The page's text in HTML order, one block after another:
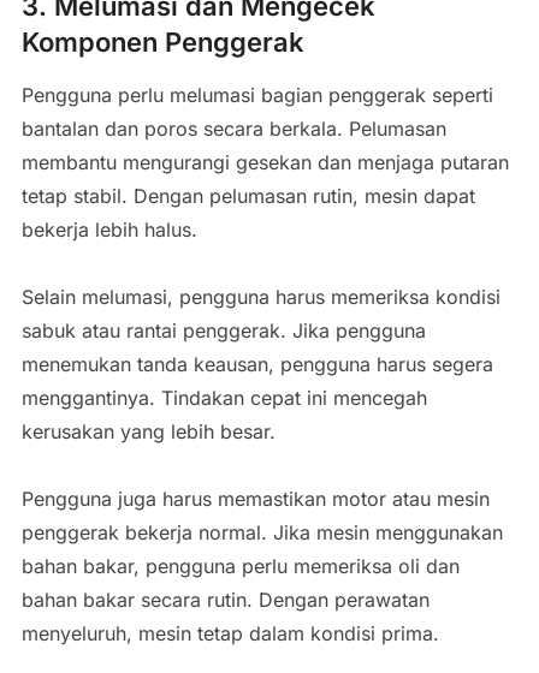
Komponen Penggerak
Pengguna perlu melumasi bagian penggerak seperti
bantalan dan poros secara berkala. Pelumasan
membantu mengurangi gesekan dan menjaga putaran
tetap stabil. Dengan pelumasan rutin, mesin dapat
bekerja lebih halus.
Selain melumasi, pengguna harus memeriksa kondisi
sabuk atau rantai penggerak. Jika pengguna
menemukan tanda keausan, pengguna harus segera
menggantinya. Tindakan cepat ini mencegah
kerusakan yang lebih besar.
Pengguna juga harus memastikan motor atau mesin
penggerak bekerja normal. Jika mesin menggunakan
bahan bakar, pengguna perlu memeriksa oli dan
bahan bakar secara rutin. Dengan perawatan
menyeluruh, mesin tetap dalam kondisi prima.